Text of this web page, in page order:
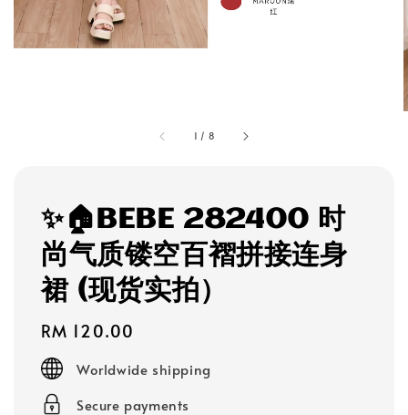
1 / 8
✨🏠BEBE 282400 时
尚气质镂空百褶拼接连身
裙 (现货实拍）
Regular
price
RM 120.00
Worldwide shipping
Secure payments